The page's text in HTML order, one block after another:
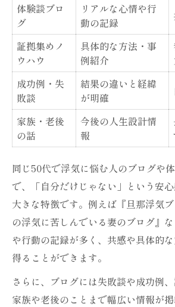
体験談ブロ
グ
リアルな心情や行
動の記録
証拠集めノ
ウハウ
具体的な方法・事
例紹介
成功例・失
敗談
結果の違いと経緯
が明確
家族・老後
の話
今後の人生設計情
報
同じ50代で浮気に悩む人のブログや
で、「自分だけじゃない」という安
大きな特徴です。例えば『旦那浮気
の浮気に苦しんでいる妻のブログ』
や行動の記録が多く、共感や具体的
得ることができます。
さらに、ブログには失敗談や成功例、
家族や老後のことまで幅広い情報が